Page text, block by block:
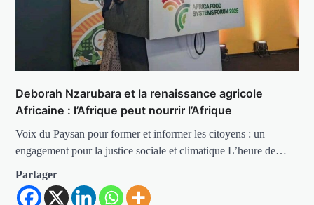
Deborah Nzarubara et la renaissance agricole
Africaine : l’Afrique peut nourrir l’Afrique
Voix du Paysan pour former et informer les citoyens : un
engagement pour la justice sociale et climatique L’heure de…
Partager